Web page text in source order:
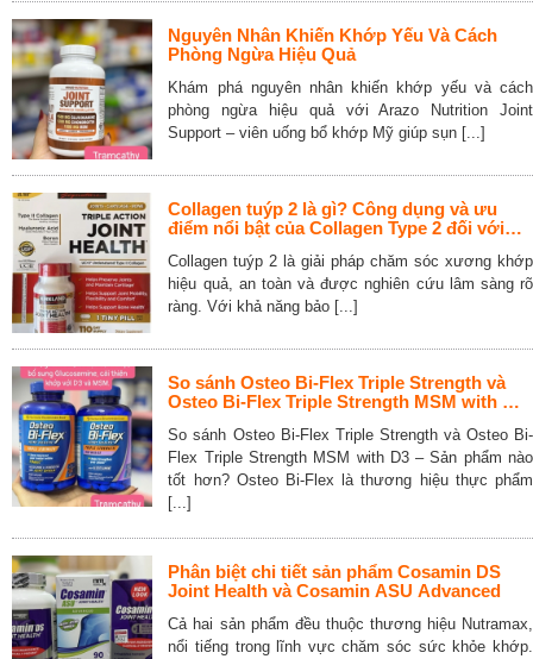
Nguyên Nhân Khiến Khớp Yếu Và Cách
Phòng Ngừa Hiệu Quả
Khám phá nguyên nhân khiến khớp yếu và cách
phòng ngừa hiệu quả với Arazo Nutrition Joint
Support – viên uống bổ khớp Mỹ giúp sụn [...]
Collagen tuýp 2 là gì? Công dụng và ưu
điểm nổi bật của Collagen Type 2 đối với
Collagen tuýp 2 là giải pháp chăm sóc xương khớp
hiệu quả, an toàn và được nghiên cứu lâm sàng rõ
ràng. Với khả năng bảo [...]
So sánh Osteo Bi-Flex Triple Strength và
Osteo Bi-Flex Triple Strength MSM with D3
So sánh Osteo Bi-Flex Triple Strength và Osteo Bi-
Flex Triple Strength MSM with D3 – Sản phẩm nào
tốt hơn? Osteo Bi-Flex là thương hiệu thực phẩm
[...]
Phân biệt chi tiết sản phẩm Cosamin DS
Joint Health và Cosamin ASU Advanced
Cả hai sản phẩm đều thuộc thương hiệu Nutramax,
nổi tiếng trong lĩnh vực chăm sóc sức khỏe khớp.